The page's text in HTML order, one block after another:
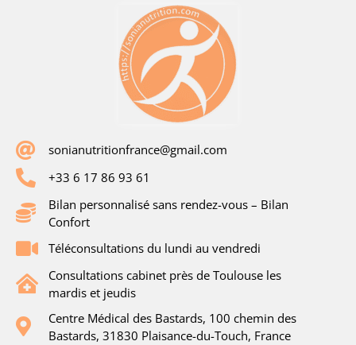
sonianutritionfrance@gmail.com
+33 6 17 86 93 61
Bilan personnalisé sans rendez-vous – Bilan
Confort
Téléconsultations du lundi au vendredi
Consultations cabinet près de Toulouse les
mardis et jeudis
Centre Médical des Bastards, 100 chemin des
Bastards, 31830 Plaisance-du-Touch, France